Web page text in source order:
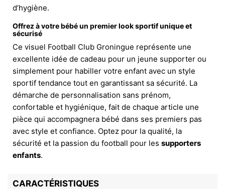
d’hygiène.
Offrez à votre bébé un premier look sportif unique et
sécurisé
Ce visuel Football Club Groningue représente une
excellente idée de cadeau pour un jeune supporter ou
simplement pour habiller votre enfant avec un style
sportif tendance tout en garantissant sa sécurité. La
démarche de personnalisation sans prénom,
confortable et hygiénique, fait de chaque article une
pièce qui accompagnera bébé dans ses premiers pas
avec style et confiance. Optez pour la qualité, la
sécurité et la passion du football pour les supporters
enfants.
CARACTÉRISTIQUES